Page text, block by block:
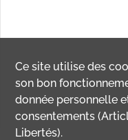
Ce site utilise des
son bon
donnée personnelle
consentements
Libertés).